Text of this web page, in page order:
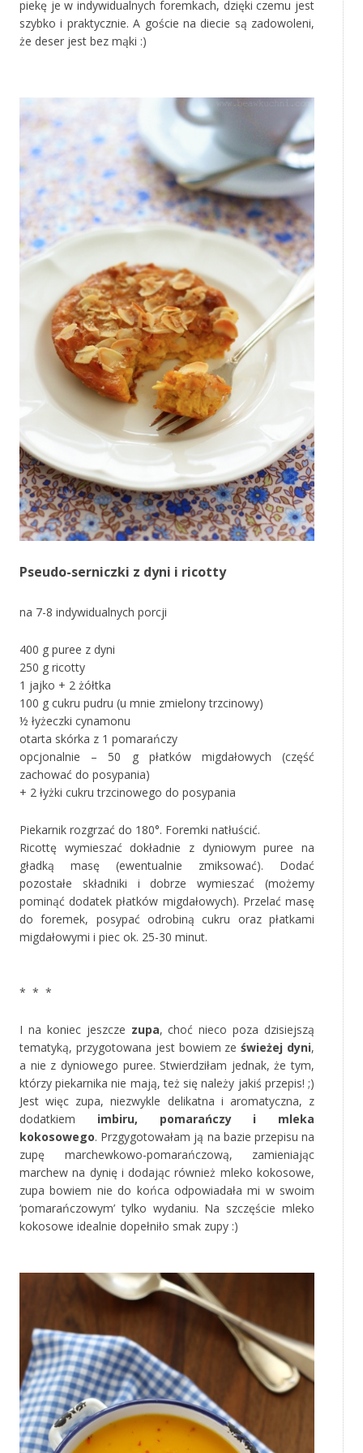
piekę je w indywidualnych foremkach, dzięki czemu jest
szybko i praktycznie. A goście na diecie są zadowoleni,
że deser jest bez mąki :)
Pseudo-serniczki z dyni i ricotty
na 7-8 indywidualnych porcji
400 g puree z dyni
250 g ricotty
1 jajko + 2 żółtka
100 g cukru pudru (u mnie zmielony trzcinowy)
½ łyżeczki cynamonu
otarta skórka z 1 pomarańczy
opcjonalnie – 50 g płatków migdałowych (część
zachować do posypania)
+ 2 łyżki cukru trzcinowego do posypania
Piekarnik rozgrzać do 180°. Foremki natłuścić.
Ricottę wymieszać dokładnie z dyniowym puree na
gładką masę (ewentualnie zmiksować). Dodać
pozostałe składniki i dobrze wymieszać (możemy
pominąć dodatek płatków migdałowych). Przelać masę
do foremek, posypać odrobiną cukru oraz płatkami
migdałowymi i piec ok. 25-30 minut.
* * *
I na koniec jeszcze zupa, choć nieco poza dzisiejszą
tematyką, przygotowana jest bowiem ześwieżej dyni,
a nie z dyniowego puree. Stwierdziłam jednak, że tym,
którzy piekarnika nie mają, też się należy jakiś przepis! ;)
Jest więc zupa, niezwykle delikatna i aromatyczna, z
dodatkiem imbiru, pomarańczy i mleka
kokosowego. Przgygotowałam ją na bazie przepisu na
zupę marchewkowo-pomarańczową, zamieniając
marchew na dynię i dodając również mleko kokosowe,
zupa bowiem nie do końca odpowiadała mi w swoim
‘pomarańczowym’ tylko wydaniu. Na szczęście mleko
kokosowe idealnie dopełniło smak zupy :)